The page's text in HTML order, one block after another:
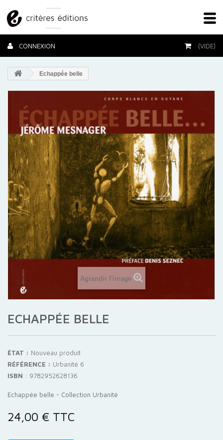
CONNEXION (VIDE)
Echappée belle
Agrandir l'image
ECHAPPÉE BELLE
ÉTAT : Nouveau produit
RÉFÉRENCE : Urbanité 6
ISBN : 9782952628136
Echappée belle - Collection Urbanité
24,00 € TTC